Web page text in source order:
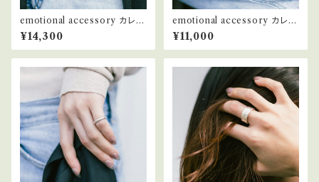
emotional accessory カレン
シルバー リング #2
¥14,300
emotional accessory カレン
シルバー リング #9
¥11,000